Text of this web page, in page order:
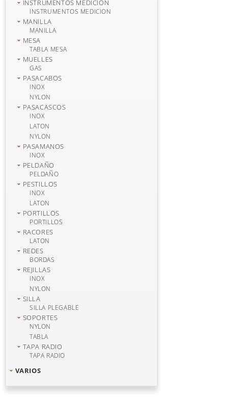
INSTRUMENTOS MEDICION
INSTRUMENTOS MEDICION
MANILLA
MANILLA
MESA
TABLA MESA
MUELLES
GAS
PASACABOS
INOX
NYLON
PASACASCOS
INOX
LATON
NYLON
PASAMANOS
INOX
PELDAÑO
PELDAÑO
PESTILLOS
INOX
LATON
PORTILLOS
PORTILLOS
RACORES
LATON
REDES
BORDAS
REJILLAS
INOX
NYLON
SILLA
SILLA PLEGABLE
SOPORTES
NYLON
TABLA
TAPA RADIO
TAPA RADIO
VARIOS